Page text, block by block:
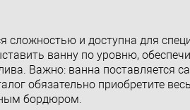
сложностью и доступна для
ванну по уровню,
Важно: ванна поставляется
обязательно приобретите
бордюром.